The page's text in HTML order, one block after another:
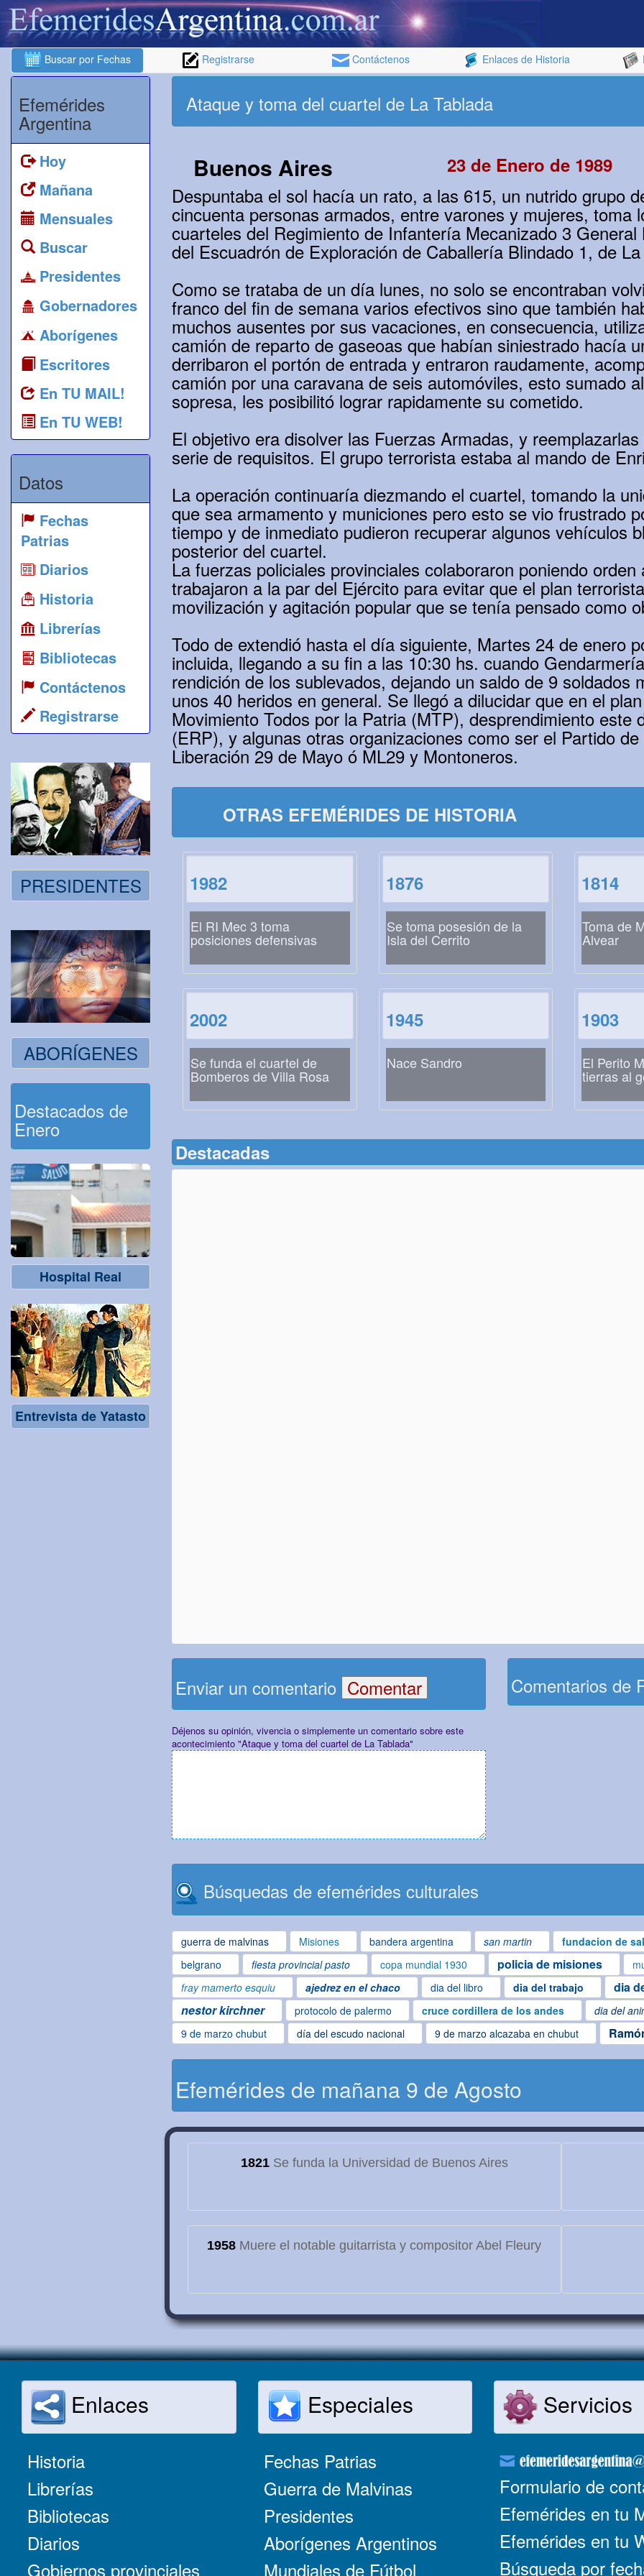
Buscar por Fechas Registrarse Contáctenos Enlaces de Historia
Efemérides
Argentina
Hoy
Mañana
Mensuales
Buscar
Presidentes
Gobernadores
Aborígenes
Escritores
En TU MAIL!
En TU WEB!
Datos
Fechas
Patrias
Diarios
Historia
Librerías
Bibliotecas
Contáctenos
Registrarse
PRESIDENTES
ABORÍGENES
Destacados de
Enero
Hospital Real
Entrevista de Yatasto
Ataque y toma del cuartel de La Tablada
Buenos Aires 23 de Enero de 1989
Despuntaba el sol hacía un rato, a las 615, un nutrido grupo
cincuenta personas armados, entre varones y mujeres, toma
cuarteles del Regimiento de Infantería Mecanizado 3 General
del Escuadrón de Exploración de Caballería Blindado 1, de
Como se trataba de un día lunes, no solo se encontraban
franco del fin de semana varios efectivos sino que también
muchos ausentes por sus vacaciones, en consecuencia,
camión de reparto de gaseoas que habían siniestrado hacía
derribaron el portón de entrada y entraron raudamente,
camión por una caravana de seis automóviles, esto sumado
sopresa, les posibilitó lograr rapidamente su cometido.
El objetivo era disolver las Fuerzas Armadas, y
serie de requisitos. El grupo terrorista estaba al mando de
La operación continuaría diezmando el cuartel, tomando la
que sea armamento y municiones pero esto se vio frustrado
tiempo y de inmediato pudieron recuperar algunos vehículos
posterior del cuartel.
La fuerzas policiales provinciales colaboraron poniendo
trabajaron a la par del Ejército para evitar que el plan
movilización y agitación popular que se tenía pensado como
Todo de extendió hasta el día siguiente, Martes 24 de enero
incluida, llegando a su fin a las 10:30 hs. cuando
rendición de los sublevados, dejando un saldo de 9
unos 40 heridos en general. Se llegó a dilucidar que en el
Movimiento Todos por la Patria (MTP), desprendimiento este
(ERP), y algunas otras organizaciones como ser el Partido
Liberación 29 de Mayo ó ML29 y Montoneros.
OTRAS EFEMÉRIDES DE HISTORIA
1982
El RI Mec 3 toma
posiciones defensivas
1876
Se toma posesión de la
Isla del Cerrito
1814
Toma de
Alvear
2002
Se funda el cuartel de
Bomberos de Villa Rosa
1945
Nace Sandro
1903
El Perito
tierras al
Destacadas
Enviar un comentario
Déjenos su opinión, vivencia o simplemente un comentario sobre este
acontecimiento "Ataque y toma del cuartel de La Tablada"
Comentarios de
Búsquedas de efemérides culturales
guerra de malvinas Misiones bandera argentina san martin fundacion de
belgrano
fiesta provincial pasto copa mundial 1930 policia de misiones
fray mamerto esquiu
ajedrez en el chaco dia del libro dia del trabajo dia
nestor kirchner protocolo de palermo cruce cordillera de los andes dia del
9 de marzo chubut
día del escudo nacional 9 de marzo alcazaba en chubut
Efemérides de mañana 9 de Agosto
1821Se funda la Universidad de Buenos Aires
1958 Muere el notable guitarrista y compositor Abel Fleury
Enlaces
Historia
Librerías
Bibliotecas
Diarios
Gobiernos provinciales
Especiales
Fechas Patrias
Guerra de Malvinas
Presidentes
Aborígenes Argentinos
Mundiales de Fútbol
Servicios
Formulario de
Efemérides en tu
Efemérides en tu
Búsqueda por